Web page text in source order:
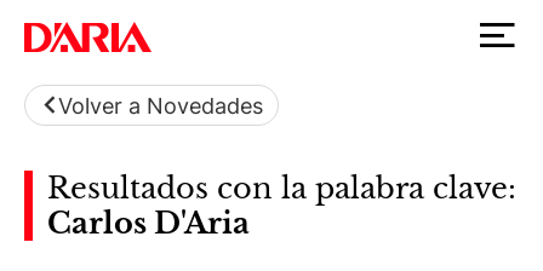
Volver a Novedades
Resultados con la palabra clave:
Carlos D'Aria